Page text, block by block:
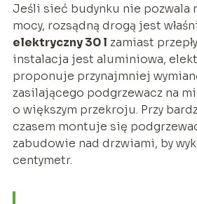
Jeśli sieć budynku nie pozwala
mocy, rozsądną drogą jest
elektryczny 30 l zamiast
instalacja jest aluminiowa,
proponuje przynajmniej
zasilającego podgrzewacz na
o większym przekroju. Przy
czasem montuje się
zabudowie nad drzwiami, by
centymetr.